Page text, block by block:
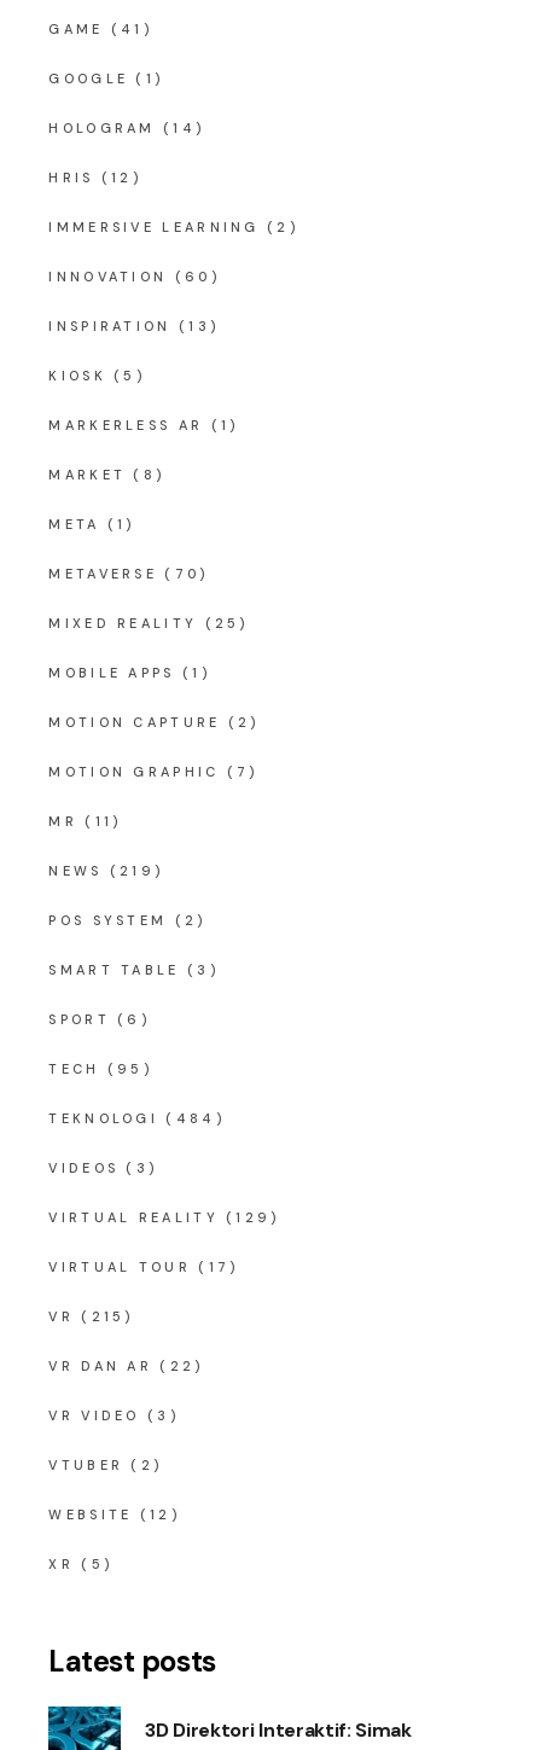
GAME (41)
GOOGLE (1)
HOLOGRAM (14)
HRIS (12)
IMMERSIVE LEARNING (2)
INNOVATION (60)
INSPIRATION (13)
KIOSK (5)
MARKERLESS AR (1)
MARKET (8)
META (1)
METAVERSE (70)
MIXED REALITY (25)
MOBILE APPS (1)
MOTION CAPTURE (2)
MOTION GRAPHIC (7)
MR (11)
NEWS (219)
POS SYSTEM (2)
SMART TABLE (3)
SPORT (6)
TECH (95)
TEKNOLOGI (484)
VIDEOS (3)
VIRTUAL REALITY (129)
VIRTUAL TOUR (17)
VR (215)
VR DAN AR (22)
VR VIDEO (3)
VTUBER (2)
WEBSITE (12)
XR (5)
Latest posts
3D Direktori Interaktif: Simak